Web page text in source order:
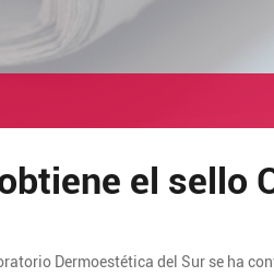
el sello
Dermoestética del Sur se ha